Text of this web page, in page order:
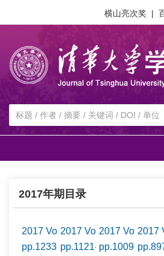
横山亮次奖 |
2017年期目录
2017 Vol.57 No.12
pp.1233-1344
2017 Vol.57 No.11
pp.1121-1232
2017 Vol.57
pp.1009-1120
2017